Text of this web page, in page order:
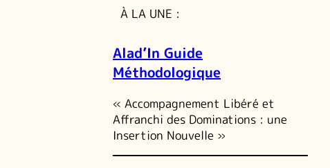
À LA UNE :
Alad’In Guide
Méthodologique
« Accompagnement Libéré et
Affranchi des Dominations : une
Insertion Nouvelle »